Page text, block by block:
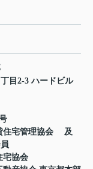
目2-3 ハードビル
住宅管理協会 及
宅協会